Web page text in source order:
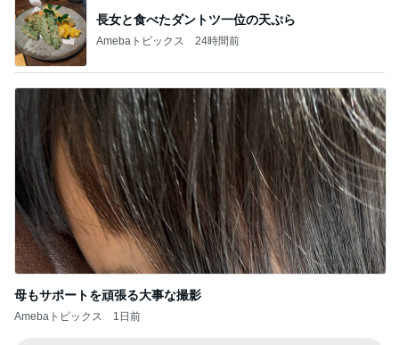
長女と食べたダントツ一位の天ぷら
Amebaトピックス 24時間前
母もサポートを頑張る大事な撮影
Amebaトピックス 1日前